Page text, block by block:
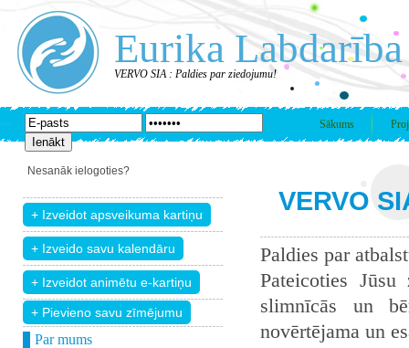
Eurika Labdarība
VERVO SIA : Paldies par ziedojumu!
Sākums
Nesanāk ielogoties?
+ Pievieno savu zīmējumu
Par mums
VERVO
Paldies par
Pateicoties
slimnīcās un
novērtējama un